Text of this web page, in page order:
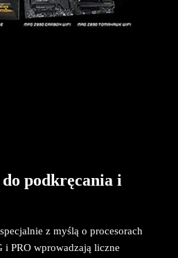
podkręcania i
z myślą o procesorach
PRO wprowadzają liczne